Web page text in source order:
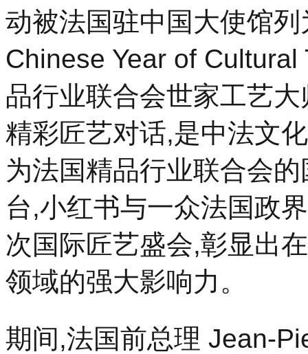
法
建
60
周
年
暨
国
精
品
行
业
联
合
成
立
70
周
际,
法
动被法国驻中国大使馆列
Chinese Year of
品行业联合会世家工艺
精彩匠艺对话,是中法文
为法国精品行业联合会
台,小红书与一众法国政
次国际匠艺盛会,彰显出
领域的强大影响力。
期间,法国前总理 Jean-